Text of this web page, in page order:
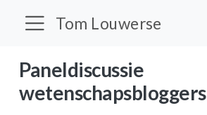
Tom Louwerse
Paneldiscussie
wetenschapsbloggers